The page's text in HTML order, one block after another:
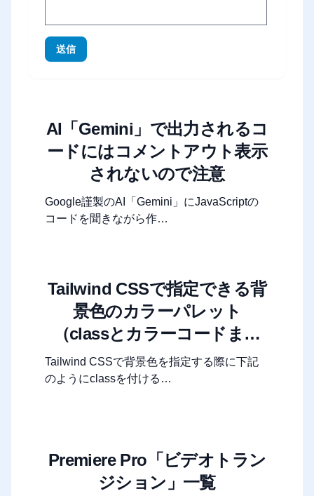
送信
AI「Gemini」で出力されるコ
ードにはコメントアウト表示
されないので注意
Google謹製のAI「Gemini」にJavaScriptの
コードを聞きながら作…
Tailwind CSSで指定できる背
景色のカラーパレット
（classとカラーコードまと
め）
Tailwind CSSで背景色を指定する際に下記
のようにclassを付ける…
Premiere Pro「ビデオトラン
ジション」一覧